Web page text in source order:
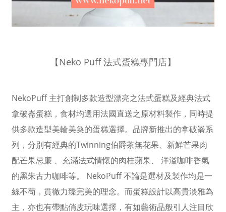
【 Neko Puff 法式蛋糕專門店】
NekoPuff 主打創制多款造型漂亮之法式蛋糕及經典法式
拿破崙蛋糕，食材均選用法國直送之原材料製作，同時提
供多款造型美輪美奐的蛋糕選擇。品牌新推出的拿破崙系
列，分別有經典的Twinning伯爵茶無花果、新鮮芒果肉
配芒果忌廉
、充滿法式情懷的肉桂蘋果、
洋溢咖啡香氣
的黑朱古力咖啡等。
NekoPuff不論是選材及製作均是一
絲不苟，貫徹力臻完美的理念。而蛋糕設計以高貴淡雅為
主，亦也有帶點俏皮玩味選擇，有如藝術品般引人注目欣